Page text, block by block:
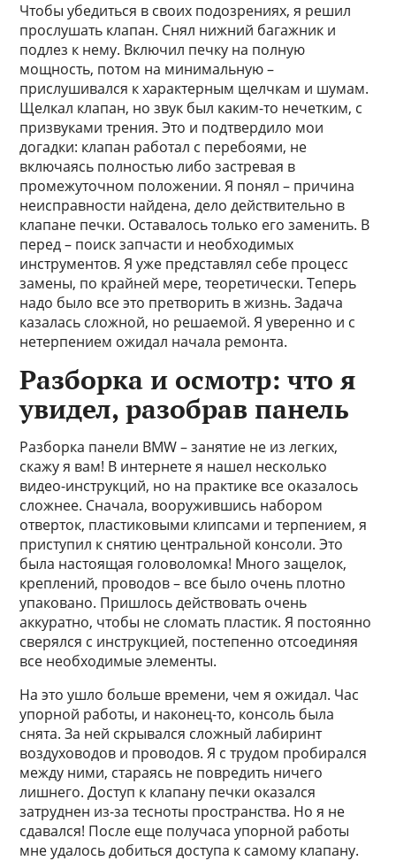
Чтобы убедиться в своих подозрениях, я решил
прослушать клапан. Снял нижний багажник и
подлез к нему. Включил печку на полную
мощность, потом на минимальную –
прислушивался к характерным щелчкам и шумам.
Щелкал клапан, но звук был каким-то нечетким, с
призвуками трения. Это и подтвердило мои
догадки: клапан работал с перебоями, не
включаясь полностью либо застревая в
промежуточном положении. Я понял – причина
неисправности найдена, дело действительно в
клапане печки. Оставалось только его заменить. В
перед – поиск запчасти и необходимых
инструментов. Я уже представлял себе процесс
замены, по крайней мере, теоретически. Теперь
надо было все это претворить в жизнь. Задача
казалась сложной, но решаемой. Я уверенно и с
нетерпением ожидал начала ремонта.
Разборка и осмотр: что я
увидел, разобрав панель
Разборка панели BMW – занятие не из легких,
скажу я вам! В интернете я нашел несколько
видео-инструкций, но на практике все оказалось
сложнее. Сначала, вооружившись набором
отверток, пластиковыми клипсами и терпением, я
приступил к снятию центральной консоли. Это
была настоящая головоломка! Много защелок,
креплений, проводов – все было очень плотно
упаковано. Пришлось действовать очень
аккуратно, чтобы не сломать пластик. Я постоянно
сверялся с инструкцией, постепенно отсоединяя
все необходимые элементы.
На это ушло больше времени, чем я ожидал. Час
упорной работы, и наконец-то, консоль была
снята. За ней скрывался сложный лабиринт
воздуховодов и проводов. Я с трудом пробирался
между ними, стараясь не повредить ничего
лишнего. Доступ к клапану печки оказался
затруднен из-за тесноты пространства. Но я не
сдавался! После еще получаса упорной работы
мне удалось добиться доступа к самому клапану.